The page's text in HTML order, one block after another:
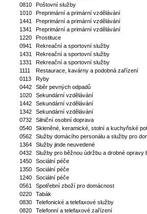
0810
Poštovní služby
1010
Preprimární a primární vzdělávání
1441
Preprimární a primární vzdělávání
1341
Preprimární a primární vzdělávání
1220
Prostituce
0941
Rekreační a sportovní služby
1431
Rekreační a sportovní služby
1331
Rekreační a sportovní služby
1111
Restaurace, kavárny a podobná zařízení
0113
Ryby
0442
Sběr pevných odpadů
1020
Sekundární vzdělávání
1442
Sekundární vzdělávání
1342
Sekundární vzdělávání
0732
Silniční osobní doprava
0540
Skleněné, keramické, stolní a kuchyňské
0562
Služby domácího personálu a služby pro
1364
Služby jinde neuvedené
0432
Služby pro běžnou údržbu a drobné opravy
1450
Sociální péče
1350
Sociální péče
1240
Sociální péče
0561
Spotřební zboží pro domácnost
0220
Tabák
0830
Telefonické a telefaxové služby
0820
Telefonní a telefaxové zařízení